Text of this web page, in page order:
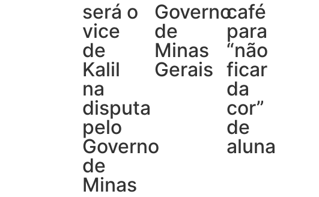
será o
vice
de
Kalil
na
disputa
pelo
Governo
de
Minas
Governo
de
Minas
Gerais
café
para
“não
ficar
da
cor”
de
aluna